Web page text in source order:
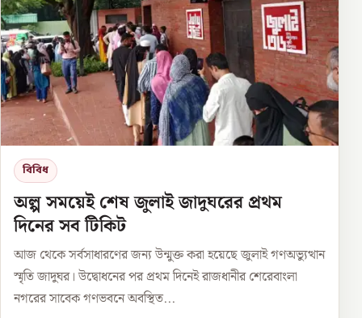
বিবিধ
অল্প সময়েই শেষ জুলাই জাদুঘরের প্রথম
দিনের সব টিকিট
আজ থেকে সর্বসাধারণের জন্য উন্মুক্ত করা হয়েছে জুলাই গণঅভ্যুত্থান
স্মৃতি জাদুঘর। উদ্বোধনের পর প্রথম দিনেই রাজধানীর শেরেবাংলা
নগরের সাবেক গণভবনে অবস্থিত...